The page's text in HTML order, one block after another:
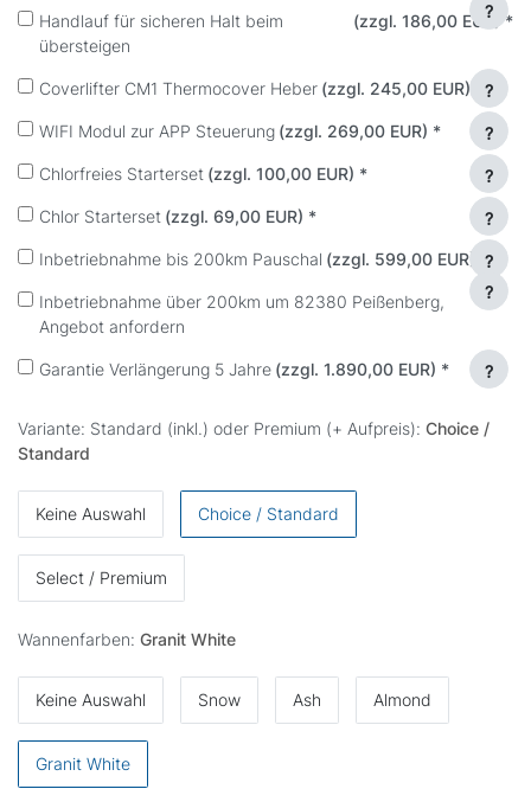
Handlauf für sicheren Halt beim
übersteigen
(zzgl. 186,00 EUR)*
?
Coverlifter CM1 Thermocover Heber (zzgl. 245,00 EUR) ?
WIFI Modul zur APP Steuerung (zzgl. 269,00 EUR) * ?
Chlorfreies Starterset (zzgl. 100,00 EUR) * ?
Chlor Starterset (zzgl. 69,00 EUR) * ?
Inbetriebnahme bis 200km Pauschal (zzgl. 599,00 EUR) *?
Inbetriebnahme über 200km um 82380 Peißenberg,
Angebot anfordern
?
Garantie Verlängerung 5 Jahre (zzgl. 1.890,00 EUR) * ?
Variante: Standard (inkl.) oder Premium (+ Aufpreis): Choice /
Standard
Keine Auswahl Choice / Standard
Select / Premium
Wannenfarben: Granit White
Keine Auswahl Snow Ash Almond
Granit White